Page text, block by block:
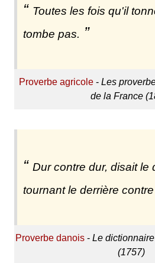
Toutes les fois qu'il
tombe pas.
Proverbe agricole- Les
de la France
Dur contre dur, disait le
tournant le derrière
Proverbe danois -Le
(1757)